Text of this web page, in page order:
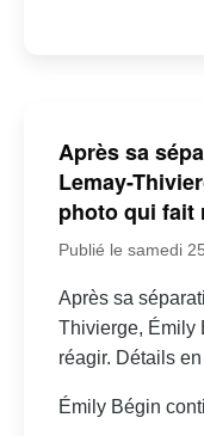
Après sa
Lemay-
photo qui fait
Publié le samedi
Après sa
Thivierge, Émily
réagir. Détails
Émily Bégin